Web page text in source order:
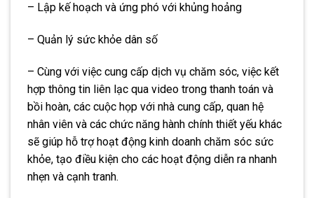
– Lập kế hoạch và ứng phó với khủng hoảng
– Quản lý sức khỏe dân số
– Cùng với việc cung cấp dịch vụ chăm sóc, việc kết
hợp thông tin liên lạc qua video trong thanh toán và
bồi hoàn, các cuộc họp với nhà cung cấp, quan hệ
nhân viên và các chức năng hành chính thiết yếu khác
sẽ giúp hỗ trợ hoạt động kinh doanh chăm sóc sức
khỏe, tạo điều kiện cho các hoạt động diễn ra nhanh
nhẹn và cạnh tranh.